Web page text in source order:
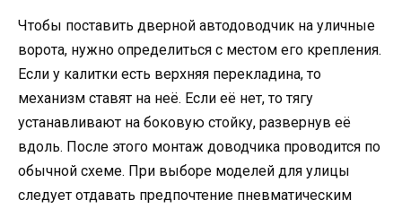
Чтобы поставить дверной автодоводчик на уличные
ворота, нужно определиться с местом его крепления.
Если у калитки есть верхняя перекладина, то
механизм ставят на неё. Если её нет, то тягу
устанавливают на боковую стойку, развернув её
вдоль. После этого монтаж доводчика проводится по
обычной схеме. При выборе моделей для улицы
следует отдавать предпочтение пневматическим